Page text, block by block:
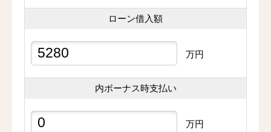
ローン借入額
万円
内ボーナス時支払い
万円